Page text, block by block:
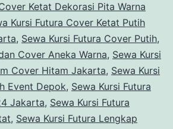
Ketat Dekorasi Pita Warna
Kursi Futura Cover Ketat Putih
, Sewa Kursi Futura Cover Putih,
Cover Aneka Warna, Sewa Kursi
Cover Hitam Jakarta, Sewa Kursi
Event Depok, Sewa Kursi Futura
Jakarta, Sewa Kursi Futura
, Sewa Kursi Futura Lengkap